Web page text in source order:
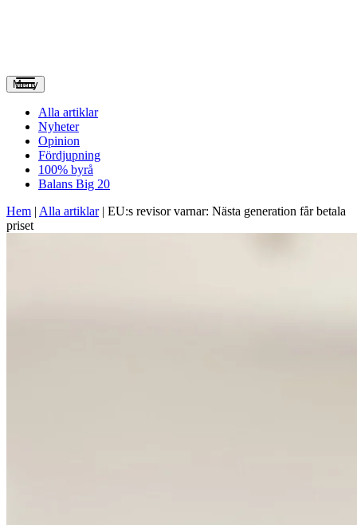
Meny
Alla artiklar
Nyheter
Opinion
Fördjupning
100% byrå
Balans Big 20
Hem | Alla artiklar| EU:s revisor varnar: Nästa generation får betala
priset